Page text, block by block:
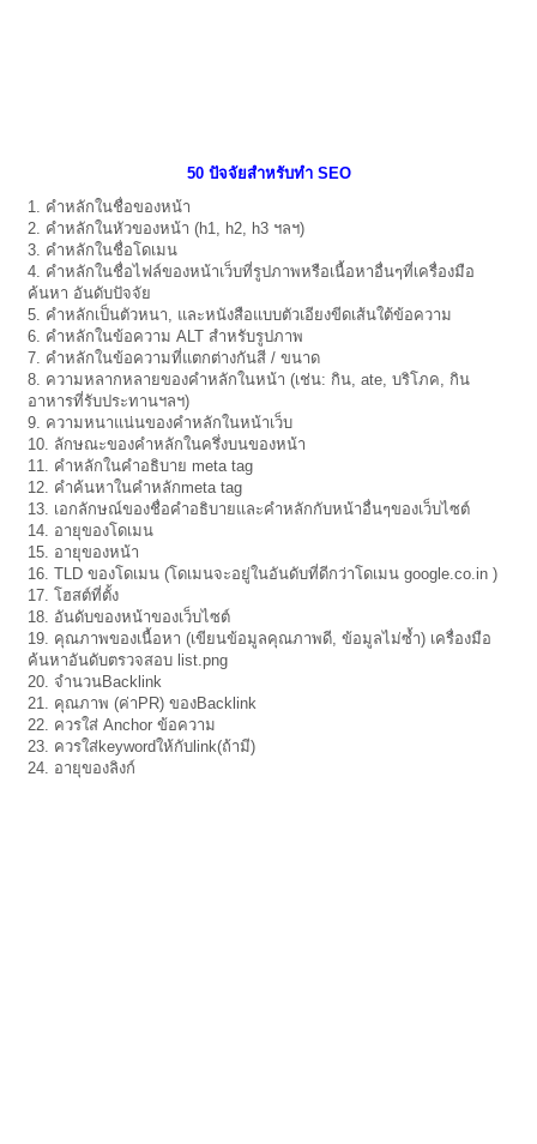
50 ปัจจัยสำหรับทำ SEO
1. คำหลักในชื่อของหน้า
2. คำหลักในหัวของหน้า (h1, h2, h3 ฯลฯ)
3. คำหลักในชื่อโดเมน
4. คำหลักในชื่อไฟล์ของหน้าเว็บที่รูปภาพหรือเนื้อหาอื่นๆที่เครื่องมือ
ค้นหา อันดับปัจจัย
5. คำหลักเป็นตัวหนา, และหนังสือแบบตัวเอียงขีดเส้นใต้ข้อความ
6. คำหลักในข้อความ ALT สำหรับรูปภาพ
7. คำหลักในข้อความที่แตกต่างกันสี / ขนาด
8. ความหลากหลายของคำหลักในหน้า (เช่น: กิน, ate, บริโภค, กิน
อาหารที่รับประทานฯลฯ)
9. ความหนาแน่นของคำหลักในหน้าเว็บ
10. ลักษณะของคำหลักในครึ่งบนของหน้า
11. คำหลักในคำอธิบาย meta tag
12. คำค้นหาในคำหลักmeta tag
13. เอกลักษณ์ของชื่อคำอธิบายและคำหลักกับหน้าอื่นๆของเว็บไซต์
14. อายุของโดเมน
15. อายุของหน้า
16. TLD ของโดเมน (โดเมนจะอยู่ในอันดับที่ดีกว่าโดเมน google.co.in )
17. โฮสต์ที่ตั้ง
18. อันดับของหน้าของเว็บไซต์
19. คุณภาพของเนื้อหา (เขียนข้อมูลคุณภาพดี, ข้อมูลไม่ซ้ำ) เครื่องมือ
ค้นหาอันดับตรวจสอบ list.png
20. จำนวนBacklink
21. คุณภาพ (ค่าPR) ของBacklink
22. ควรใส่ Anchor ข้อความ
23. ควรใส่keywordให้กับlink(ถ้ามี)
24. อายุของลิงก์